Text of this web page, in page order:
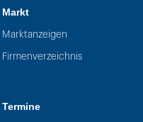
Markt
Marktanzeigen
Firmenverzeichnis
Termine